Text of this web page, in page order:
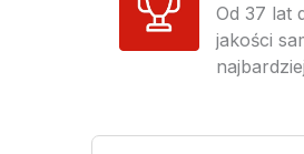
Od 37 lat
jakości